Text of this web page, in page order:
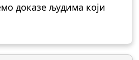
доказе људима који